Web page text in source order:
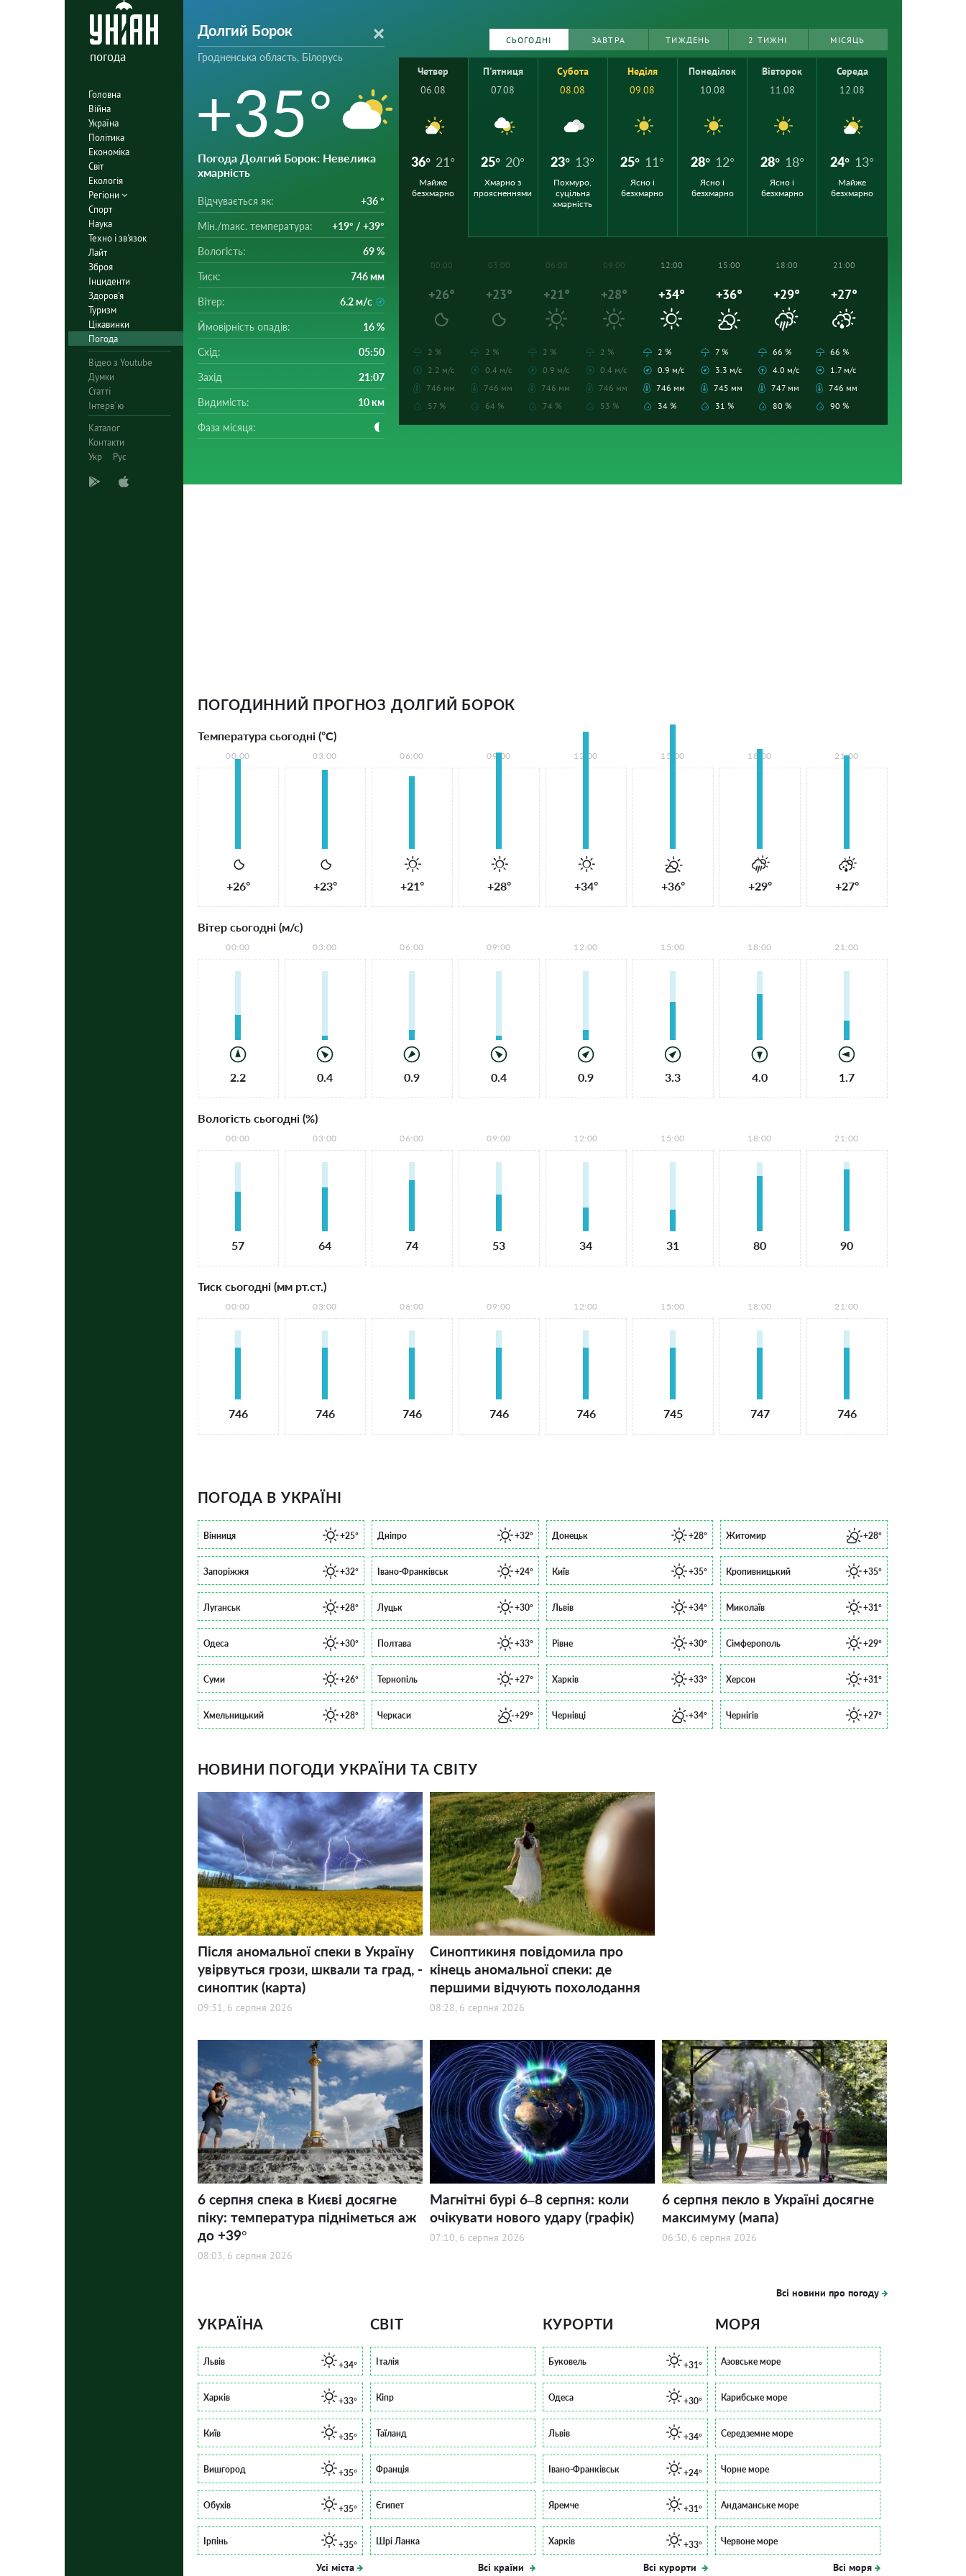
погода
Головна
Війна
Україна
Політика
Економіка
Світ
Екологія
Регіони
Спорт
Наука
Техно і зв'язок
Лайт
Зброя
Інциденти
Здоров'я
Туризм
Цікавинки
Погода
Відео з Youtube
Думки
Статті
Інтерв`ю
Каталог
Контакти
Укр
Рус
Долгий Борок
Гродненська область, Білорусь
+35°
Погода Долгий Борок: Невелика
хмарність
Відчувається як: +36 °
Мін./mакс. температура: +19° / +39°
Вологість: 69 %
Тиск: 746 мм
Вітер: 6.2 м/с
Ймовірність опадів: 16 %
Схід: 05:50
Захід 21:07
Видимість: 10 км
Фаза місяця:
СЬОГОДНІ ЗАВТРА ТИЖДЕНЬ 2 ТИЖНІ МІСЯЦЬ
Четвер
06.08
36° 21°
Майже
безхмарно
П'ятниця
07.08
25° 20°
Хмарно з
проясненнями
Субота
08.08
23° 13°
Похмуро,
суцільна
хмарність
Неділя
09.08
25° 11°
Ясно і
безхмарно
Понеділок
10.08
28° 12°
Ясно і
безхмарно
Вівторок
11.08
28° 18°
Ясно і
безхмарно
Середа
12.08
24° 13°
Майже
безхмарно
00:00
+26°
2 %
2.2 м/с
746 мм
57 %
03:00
+23°
2 %
0.4 м/с
746 мм
64 %
06:00
+21°
2 %
0.9 м/с
746 мм
74 %
09:00
+28°
2 %
0.4 м/с
746 мм
53 %
12:00
+34°
2 %
0.9 м/с
746 мм
34 %
15:00
+36°
7 %
3.3 м/с
745 мм
31 %
18:00
+29°
66 %
4.0 м/с
747 мм
80 %
21:00
+27°
66 %
1.7 м/с
746 мм
90 %
ПОГОДИННИЙ ПРОГНОЗ ДОЛГИЙ БОРОК
Температура сьогодні (°С)
00:00
+26°
03:00
+23°
06:00
+21°
09:00
+28°
12:00
+34°
15:00
+36°
18:00
+29°
21:00
+27°
Вітер сьогодні (м/с)
00:00
2.2
03:00
0.4
06:00
0.9
09:00
0.4
12:00
0.9
15:00
3.3
18:00
4.0
21:00
1.7
Вологість сьогодні (%)
00:00
57
03:00
64
06:00
74
09:00
53
12:00
34
15:00
31
18:00
80
21:00
90
Тиск сьогодні (мм рт.ст.)
00:00
746
03:00
746
06:00
746
09:00
746
12:00
746
15:00
745
18:00
747
21:00
746
ПОГОДА В УКРАЇНІ
Вінниця +25° Дніпро +32° Донецьк +28° Житомир +28°
Запоріжжя +32° Івано-Франківськ +24° Київ +35° Кропивницький +35°
Луганськ +28° Луцьк +30° Львів +34° Миколаїв +31°
Одеса +30° Полтава +33° Рівне +30° Сімферополь +29°
Суми +26° Тернопіль +27° Харків +33° Херсон +31°
Хмельницький +28° Черкаси +29° Чернівці +34° Чернігів +27°
НОВИНИ ПОГОДИ УКРАЇНИ ТА СВІТУ
Після аномальної спеки в Україну
увірвуться грози, шквали та град, -
синоптик (карта)
09:31, 6 серпня 2026
Синоптикиня повідомила про
кінець аномальної спеки: де
першими відчують похолодання
08:28, 6 серпня 2026
6 серпня спека в Києві досягне
піку: температура підніметься аж
до +39°
08:03, 6 серпня 2026
Магнітні бурі 6–8 серпня: коли
очікувати нового удару (графік)
07:10, 6 серпня 2026
6 серпня пекло в Україні досягне
максимуму (мапа)
06:30, 6 серпня 2026
Всі новини про погоду
УКРАЇНА
Львів +34°
Харків +33°
Київ +35°
Вишгород +35°
Обухів +35°
Ірпінь +35°
Усі міста
СВІТ
Італія
Кіпр
Таїланд
Франція
Єгипет
Шрі Ланка
Всі країни
КУРОРТИ
Буковель +31°
Одеса +30°
Львів +34°
Івано-Франківськ +24°
Яремче +31°
Харків +33°
Всі курорти
МОРЯ
Азовське море
Карибське море
Середземне море
Чорне море
Андаманське море
Червоне море
Всі моря